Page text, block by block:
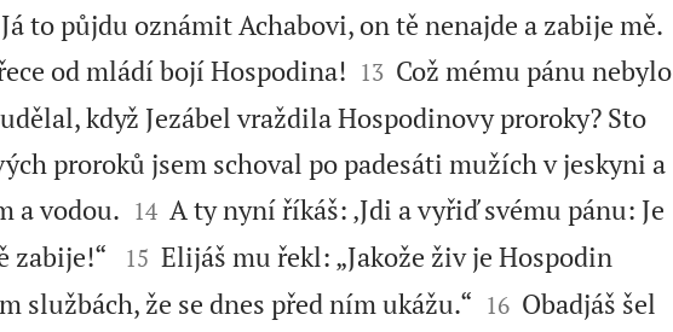
to půjdu oznámit Achabovi, on tě nenajde a zabije mě.
od mládí bojí Hospodina!
13 Což mému pánu nebylo
když Jezábel vraždila Hospodinovy proroky? Sto
proroků jsem schoval po padesáti mužích v jeskyni a
a vodou.
14 A ty nyní říkáš: ‚Jdi a vyřiď svému pánu: Je
zabije!“


15 Elijáš mu řekl: „Jakože živ je Hospodin
službách, že se dnes před ním ukážu.“
16 Obadjáš šel